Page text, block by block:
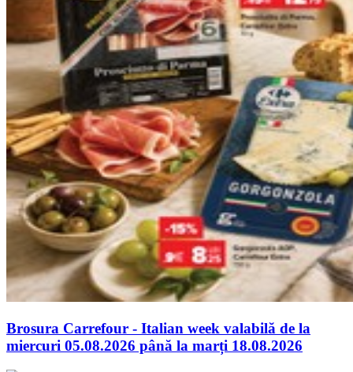
Brosura Carrefour - Italian week valabilă de la
miercuri 05.08.2026 până la marți 18.08.2026